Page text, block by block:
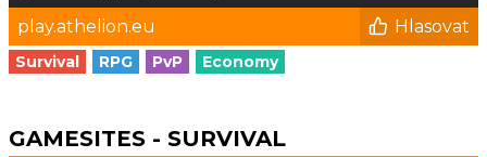
play.athelion.eu
Hlasovat
Survival RPG PvP Economy
GAMESITES - SURVIVAL